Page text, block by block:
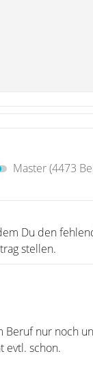
Master(4473
Du den
stellen.
Beruf nur noch
evtl. schon.